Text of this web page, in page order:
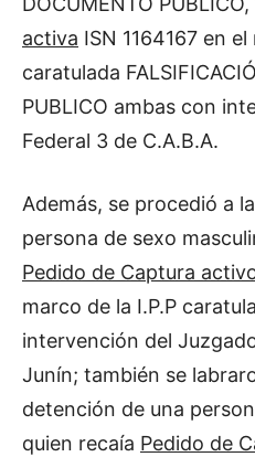
activa ISN 1164167 en
caratulada
PUBLICO ambas con
Federal 3 de C.A.B.A.
Además, se procedió a
persona de sexo
Pedido de Captura
marco de la I.P.P
intervención del
Junín; también se
detención de una
quien recaía Pedido de